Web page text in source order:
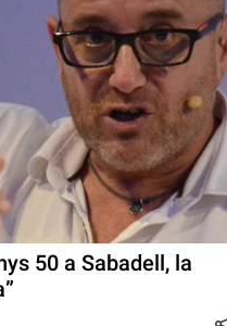
50 a Sabadell, la